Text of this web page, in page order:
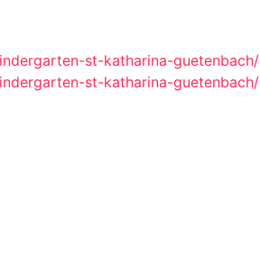
st-katharina-guetenbach/
st-katharina-guetenbach/